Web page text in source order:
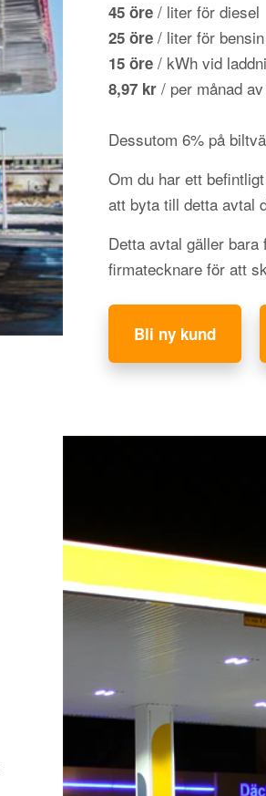
45 öre / liter för diesel
25 öre / liter för bensin
15 öre / kWh vid
8,97 kr / per månad
Dessutom 6% på
Om du har ett
att byta till detta avtal
Detta avtal gäller
firmatecknare för att
Bli ny kund